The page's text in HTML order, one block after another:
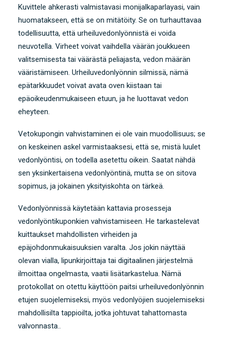
Kuvittele ahkerasti valmistavasi monijalkaparlayasi, vain
huomatakseen, että se on mitätöity. Se on turhauttavaa
todellisuutta, että urheiluvedonlyönnistä ei voida
neuvotella. Virheet voivat vaihdella väärän joukkueen
valitsemisesta tai väärästä peliajasta, vedon määrän
vääristämiseen. Urheiluvedonlyönnin silmissä, nämä
epätarkkuudet voivat avata oven kiistaan ​​tai
epäoikeudenmukaiseen etuun, ja he luottavat vedon
eheyteen.
Vetokupongin vahvistaminen ei ole vain muodollisuus; se
on keskeinen askel varmistaaksesi, että se, mistä luulet
vedonlyöntisi, on todella asetettu oikein. Saatat nähdä
sen yksinkertaisena vedonlyöntinä, mutta se on sitova
sopimus, ja jokainen yksityiskohta on tärkeä.
Vedonlyönnissä käytetään kattavia prosesseja
vedonlyöntikuponkien vahvistamiseen. He tarkastelevat
kuittaukset mahdollisten virheiden ja
epäjohdonmukaisuuksien varalta. Jos jokin näyttää
olevan vialla, lipunkirjoittaja tai digitaalinen järjestelmä
ilmoittaa ongelmasta, vaatii lisätarkastelua. Nämä
protokollat ​​on otettu käyttöön paitsi urheiluvedonlyönnin
etujen suojelemiseksi, myös vedonlyöjien suojelemiseksi
mahdollisilta tappioilta, jotka johtuvat tahattomasta
valvonnasta..